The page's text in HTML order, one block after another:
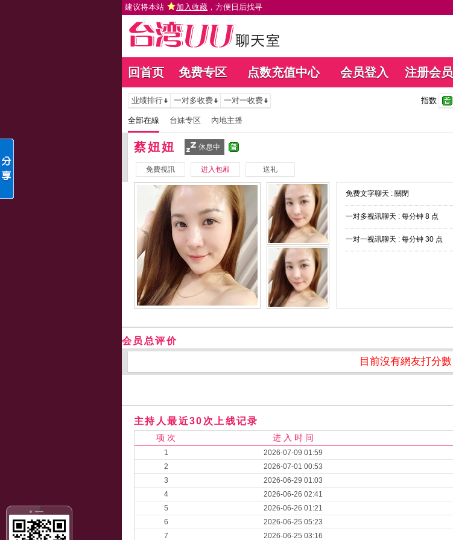
建议将本站 加入收藏 ，方便日后找寻
回首页 免费专区 点数充值中心 会员登入 注册会员
业绩排行 一对多收费 一对一收费 指数
全部在線 台妹专区 內地主播
蔡妞妞 休息中
免費視訊 进入包厢 送礼
免费文字聊天 : 關閉
一对多视讯聊天 : 每分钟 8 点
一对一视讯聊天 : 每分钟 30 点
会员总评价
目前沒有網友打分數
主持人最近30次上线记录
项 次 进 入 时 间
1 2026-07-09 01:59
2
2026-07-01 00:53
3
2026-06-29 01:03
4
2026-06-26 02:41
5
2026-06-26 01:21
6
2026-06-25 05:23
7
2026-06-25 03:16